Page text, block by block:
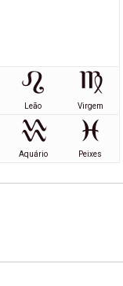
Leão Virgem
Aquário Peixes